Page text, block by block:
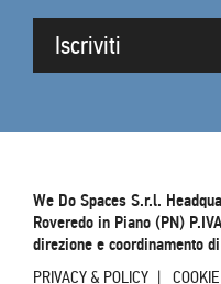
Iscriviti
We Do Spaces S.r.l.
Roveredo in Piano (PN)
direzione e coordinamento
PRIVACY & POLICY COOKIE